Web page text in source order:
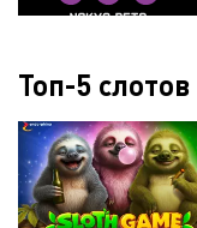
Топ-5 слотов